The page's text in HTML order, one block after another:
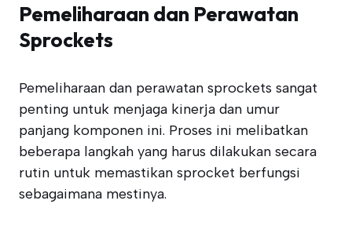
Pemeliharaan dan Perawatan
Sprockets
Pemeliharaan dan perawatan sprockets sangat
penting untuk menjaga kinerja dan umur
panjang komponen ini. Proses ini melibatkan
beberapa langkah yang harus dilakukan secara
rutin untuk memastikan sprocket berfungsi
sebagaimana mestinya.